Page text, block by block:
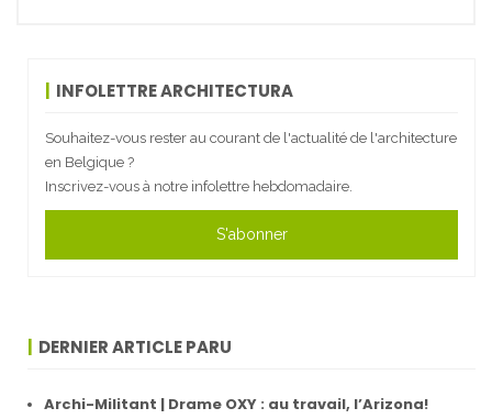
INFOLETTRE ARCHITECTURA
Souhaitez-vous rester au courant de l'actualité de l'architecture
en Belgique ?
Inscrivez-vous à notre infolettre hebdomadaire.
S'abonner
DERNIER ARTICLE PARU
Archi-Militant | Drame OXY : au travail, l’Arizona!